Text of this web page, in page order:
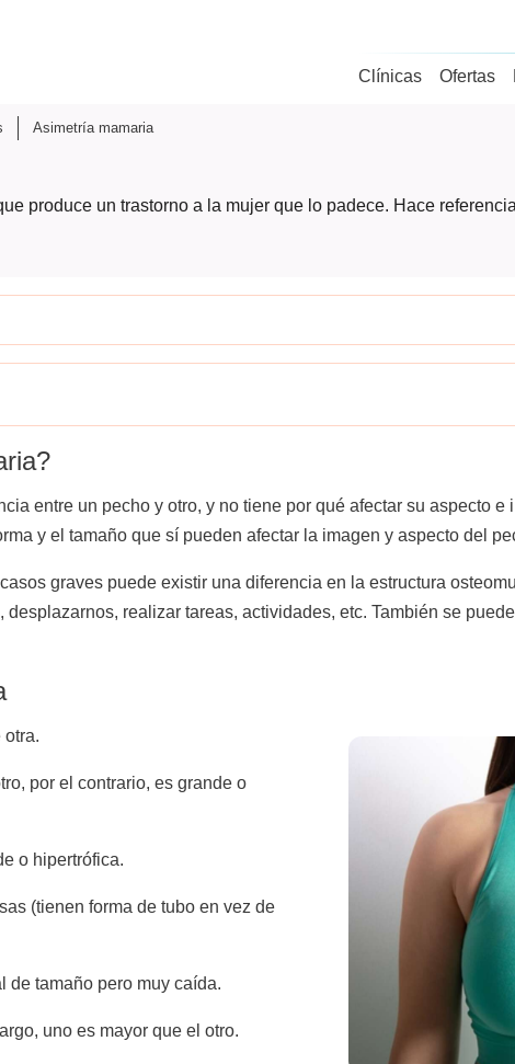
Clínicas Ofertas
Asimetría mamaria
produce un trastorno a la mujer que lo padece. Hace
entre un pecho y otro, y no tiene por qué afectar su aspecto
y el tamaño que sí pueden afectar la imagen y aspecto del
graves puede existir una diferencia en la estructura
realizar tareas, actividades, etc. También se
otra.
por el contrario, es grande o
o hipertrófica.
(tienen forma de tubo en vez de
de tamaño pero muy caída.
uno es mayor que el otro.